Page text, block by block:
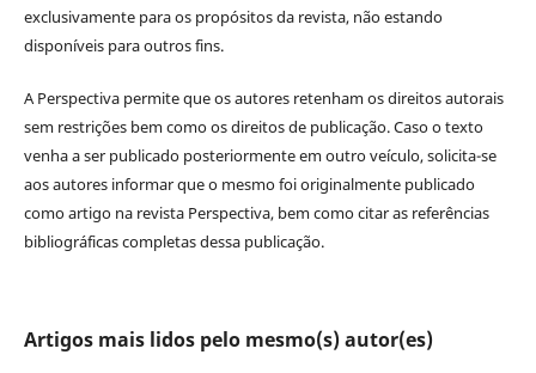
exclusivamente para os propósitos da revista, não estando
disponíveis para outros fins.
A Perspectiva permite que os autores retenham os direitos autorais
sem restrições bem como os direitos de publicação. Caso o texto
venha a ser publicado posteriormente em outro veículo, solicita-se
aos autores informar que o mesmo foi originalmente publicado
como artigo na revista Perspectiva, bem como citar as referências
bibliográficas completas dessa publicação.
Artigos mais lidos pelo mesmo(s) autor(es)